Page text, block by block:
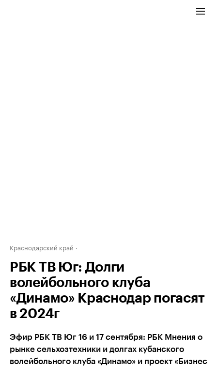
Краснодарский край
РБК ТВ Юг: Долги
волейбольного клуба
«Динамо» Краснодар погасят
в 2024г
Эфир РБК ТВ Юг 16 и 17 сентября: РБК Мнения о
рынке сельхозтехники и долгах кубанского
волейбольного клуба «Динамо» и проект «Бизнес